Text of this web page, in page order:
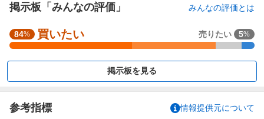
掲示板「みんなの評価」 みんなの評価とは
強
く
買
5
84% 買いたい 売りたい 5%
掲示板を見る
参考指標 情報提供元について